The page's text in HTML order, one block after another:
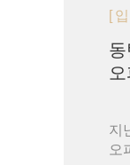
[
동
지
오